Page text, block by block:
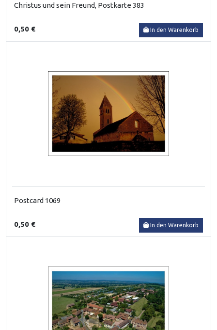
Christus und sein Freund, Postkarte 383
0,50 € In den Warenkorb
Postcard 1069
0,50 € In den Warenkorb